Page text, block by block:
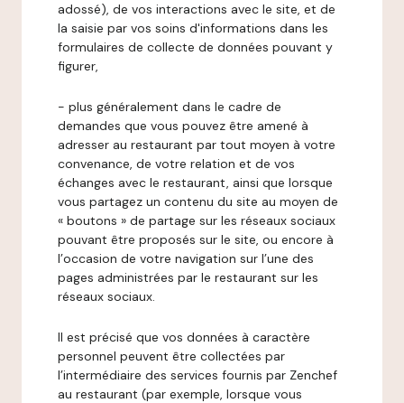
adossé), de vos interactions avec le site, et de
la saisie par vos soins d'informations dans les
formulaires de collecte de données pouvant y
figurer,
- plus généralement dans le cadre de
demandes que vous pouvez être amené à
adresser au restaurant par tout moyen à votre
convenance, de votre relation et de vos
échanges avec le restaurant, ainsi que lorsque
vous partagez un contenu du site au moyen de
« boutons » de partage sur les réseaux sociaux
pouvant être proposés sur le site, ou encore à
l’occasion de votre navigation sur l’une des
pages administrées par le restaurant sur les
réseaux sociaux.
Il est précisé que vos données à caractère
personnel peuvent être collectées par
l’intermédiaire des services fournis par Zenchef
au restaurant (par exemple, lorsque vous